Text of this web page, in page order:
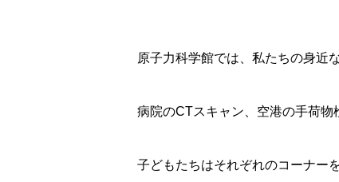
原子力科学館では、私たちの身近
病院のCTスキャン、空港の手荷
子どもたちはそれぞれのコーナー